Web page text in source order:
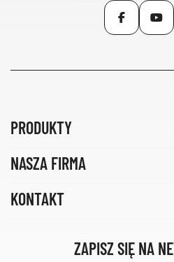
PRODUKTY
NASZA FIRMA
KONTAKT
ZAPISZ SIĘ NA